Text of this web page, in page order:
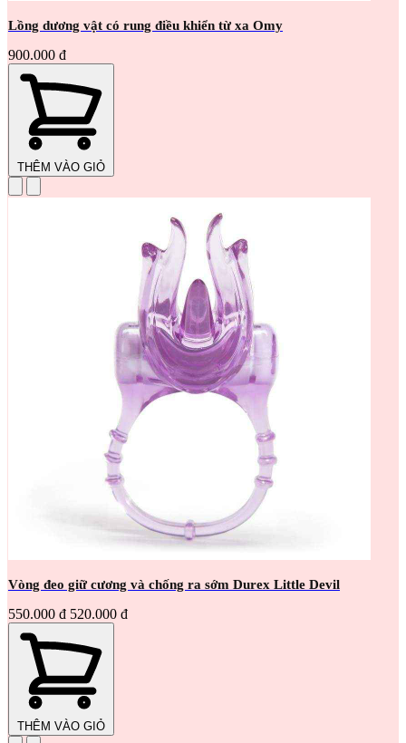
Lồng dương vật có rung điều khiển từ xa Omy
900.000 đ
THÊM VÀO GIỎ
Vòng đeo giữ cương và chống ra sớm Durex Little Devil
550.000 đ 520.000 đ
THÊM VÀO GIỎ